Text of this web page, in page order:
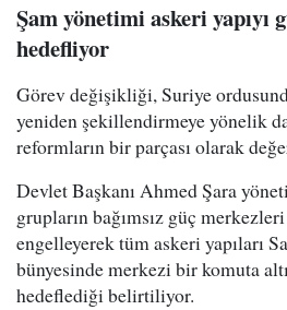
Şam yönetimi askeri yapıyı
hedefliyor
Görev değişikliği, Suriye
yeniden şekillendirmeye yönelik
reformların bir parçası olarak
Devlet Başkanı Ahmed Şara
grupların bağımsız güç
engelleyerek tüm askeri yapıları
bünyesinde merkezi bir komuta
hedeflediği belirtiliyor.